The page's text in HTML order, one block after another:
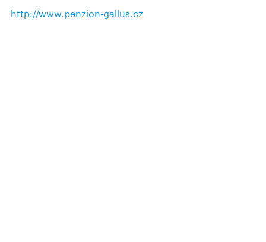
http://www.penzion-gallus.cz